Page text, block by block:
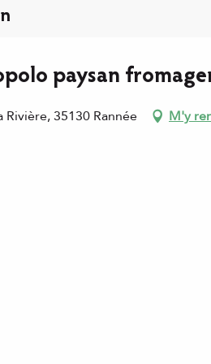
paysan
Rivière, 35130 Rannée M'y